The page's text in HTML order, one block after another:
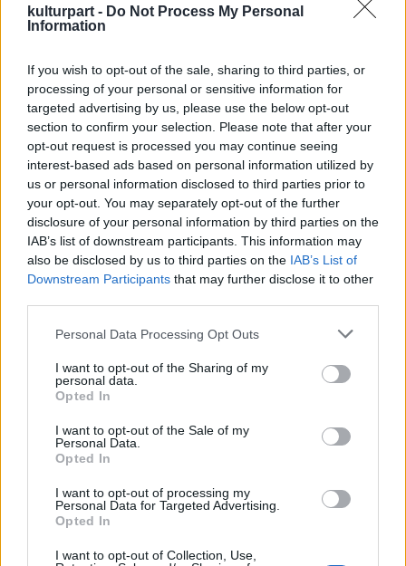
kulturpart - Do Not Process My Personal
Information
If you wish to opt-out of the sale, sharing to third parties, or
processing of your personal or sensitive information for
targeted advertising by us, please use the below opt-out
section to confirm your selection. Please note that after your
opt-out request is processed you may continue seeing
interest-based ads based on personal information utilized by
us or personal information disclosed to third parties prior to
your opt-out. You may separately opt-out of the further
disclosure of your personal information by third parties on the
IAB’s list of downstream participants. This information may
also be disclosed by us to third parties on the IAB’s List of
Downstream Participants that may further disclose it to other
Please note that this website/app uses one or more Google
not limited to your visit or usage behaviour. You may click to
grant or deny consent to Google and its third-party tags to
use your data for below specified purposes in below Google
consent section.
Personal Data Processing Opt Outs
I want to opt-out of the Sharing of my
personal data.
Opted In
I want to opt-out of the Sale of my
Personal Data.
Opted In
I want to opt-out of processing my
Personal Data for Targeted Advertising.
Opted In
I want to opt-out of Collection, Use,
zűrős magánéletével és egészségügyi
A friss anyag dalai közül jó néhányat játszott
már Idol élőben az elmúlt években. "Egy-
kettő balladisztikus hangvételű, hogy a
közönség által várt húzósabb számok
arányát valamelyest finomítsuk" -
fogalmazott nemrég gitárosa, a kisebb
szünettel 1981-től vele játszó Steve Stevens.
Billy Idol punkzenekarokban (Chelsea,
Generation X) kezdte pályafutását a hetvenes
óta hét stúdiólemezt készített és olyan nagy